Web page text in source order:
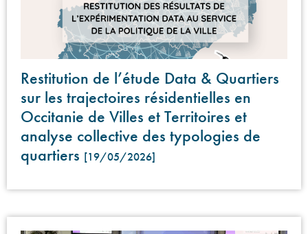
Restitution de l’étude Data & Quartiers
sur les trajectoires résidentielles en
Occitanie de Villes et Territoires et
analyse collective des typologies de
quartiers [19/05/2026]